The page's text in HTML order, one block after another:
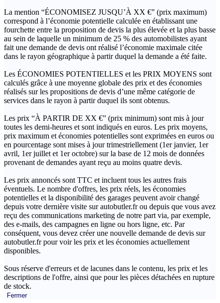
La mention “ÉCONOMISEZ JUSQU’À XX €” (prix maximum)
correspond à l’économie potentielle calculée en établissant une
fourchette entre la proposition de devis la plus élevée et la plus basse
au sein de laquelle un minimum de 25 % des automobilistes ayant
fait une demande de devis ont réalisé l’économie maximale citée
dans le rayon géographique à partir duquel la demande a été faite.
Les ÉCONOMIES POTENTIELLES et les PRIX MOYENS sont
calculés grâce à une moyenne globale des prix et des économies
réalisés sur les propositions de devis d’une même catégorie de
services dans le rayon à partir duquel ils sont obtenus.
Les prix “À PARTIR DE XX €” (prix minimum) sont mis à jour
toutes les demi-heures et sont indiqués en euros. Les prix moyens,
prix maximum et économies potentielles sont exprimées en euros ou
en pourcentage sont mises à jour trimestriellement (1er janvier, 1er
avril, 1er juillet et 1er octobre) sur la base de 12 mois de données
provenant de demandes ayant reçu au moins quatre devis.
Les prix annoncés sont TTC et incluent tous les autres frais
éventuels. Le nombre d'offres, les prix réels, les économies
potentielles et la disponibilité des garages peuvent avoir changé
depuis votre dernière visite sur autobutler.fr ou depuis que vous avez
reçu des communications marketing de notre part via, par exemple,
des e-mails, des campagnes en ligne ou hors ligne, etc. Par
conséquent, vous devez créer une nouvelle demande de devis sur
autobutler.fr pour voir les prix et les économies actuellement
disponibles.
Sous réserve d'erreurs et de lacunes dans le contenu, les prix et les
descriptions de l'offre, ainsi que pour les pièces détachées en rupture
de stock.
Fermer